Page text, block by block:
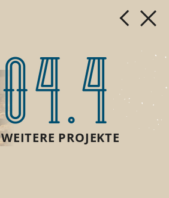
04.4
WEITERE PROJEKTE